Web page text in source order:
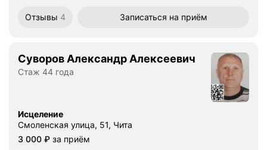
Отзывы 4 Записаться на приём
Суворов Александр Алексеевич
Стаж 44 года
Исцеление
Смоленская улица, 51, Чита
Цена
3000
3 000 ₽ за приём